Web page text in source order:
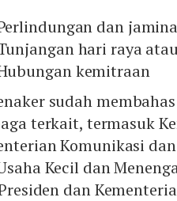
dan
hari raya
kemitraan
sudah
terkait, termasuk
Komunikasi
Kecil dan
dan